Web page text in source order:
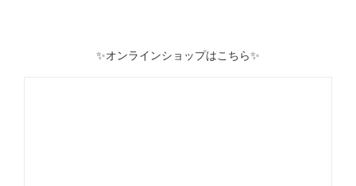
✨オンラインショップはこちら✨